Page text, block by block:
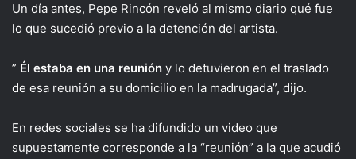
Un día antes, Pepe Rincón reveló al mismo diario qué fue
lo que sucedió previo a la detención del artista.
” Él estaba en una reunión y lo detuvieron en el traslado
de esa reunión a su domicilio en la madrugada”, dijo.
En redes sociales se ha difundido un video que
supuestamente corresponde a la “reunión” a la que acudió